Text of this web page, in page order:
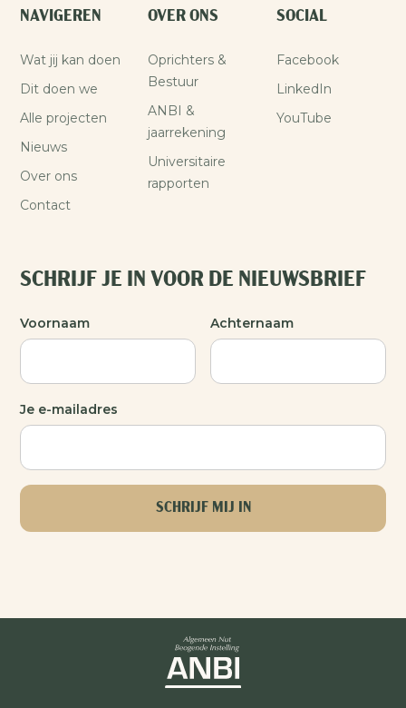
NAVIGEREN
Wat jij kan doen
Dit doen we
Alle projecten
Nieuws
Over ons
Contact
OVER ONS
Oprichters &
Bestuur
ANBI &
jaarrekening
Universitaire
rapporten
SOCIAL
Facebook
LinkedIn
YouTube
SCHRIJF JE IN VOOR DE NIEUWSBRIEF
Voornaam Achternaam
Je e-mailadres